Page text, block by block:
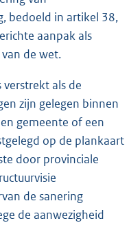
bedoeld in artikel 38,
aanpak als
de wet.
verstrekt als de
zijn gelegen binnen
gemeente of een
op de plankaart
door provinciale
de sanering
de aanwezigheid